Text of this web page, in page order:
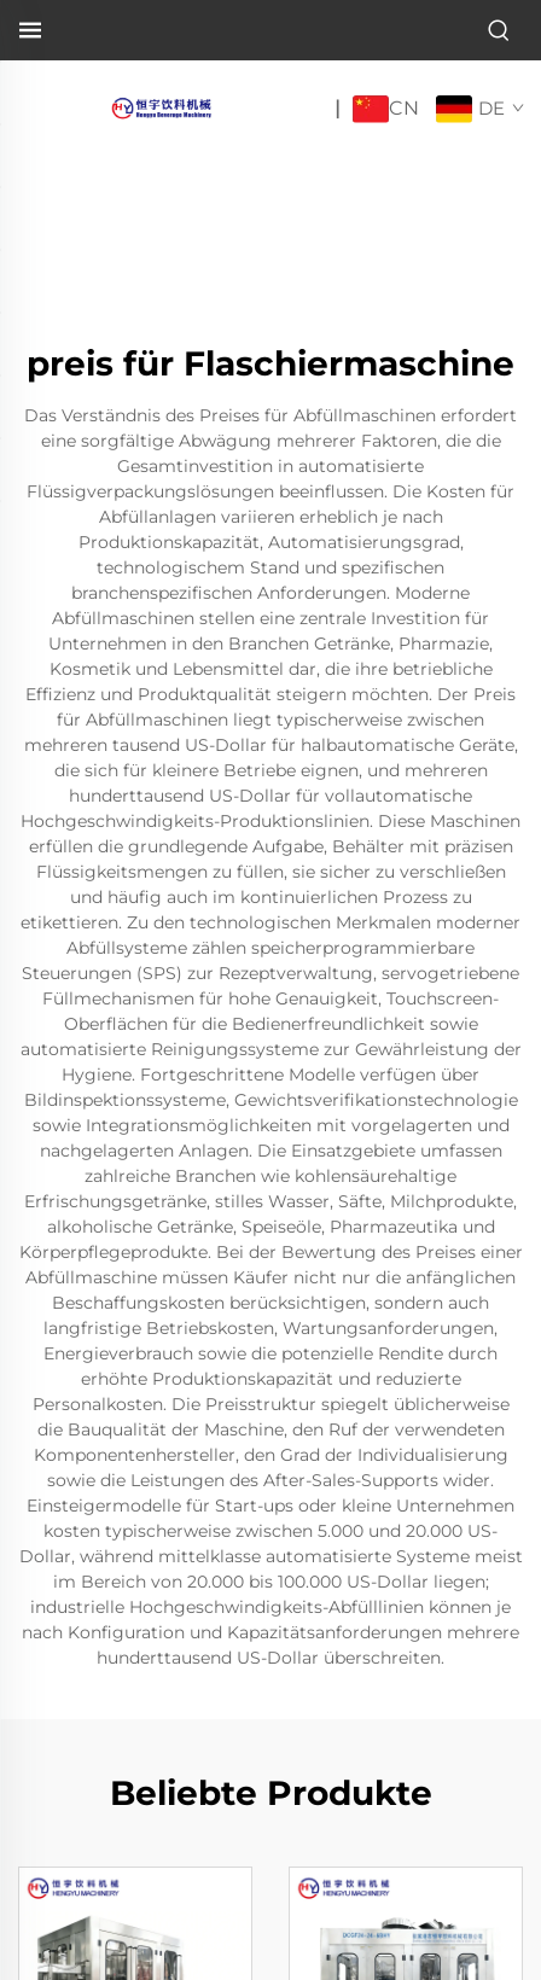
| CN DE
preis für Flaschiermaschine
Das Verständnis des Preises für Abfüllmaschinen erfordert
eine sorgfältige Abwägung mehrerer Faktoren, die die
Gesamtinvestition in automatisierte
Flüssigverpackungslösungen beeinflussen. Die Kosten für
Abfüllanlagen variieren erheblich je nach
Produktionskapazität, Automatisierungsgrad,
technologischem Stand und spezifischen
branchenspezifischen Anforderungen. Moderne
Abfüllmaschinen stellen eine zentrale Investition für
Unternehmen in den Branchen Getränke, Pharmazie,
Kosmetik und Lebensmittel dar, die ihre betriebliche
Effizienz und Produktqualität steigern möchten. Der Preis
für Abfüllmaschinen liegt typischerweise zwischen
mehreren tausend US-Dollar für halbautomatische Geräte,
die sich für kleinere Betriebe eignen, und mehreren
hunderttausend US-Dollar für vollautomatische
Hochgeschwindigkeits-Produktionslinien. Diese Maschinen
erfüllen die grundlegende Aufgabe, Behälter mit präzisen
Flüssigkeitsmengen zu füllen, sie sicher zu verschließen
und häufig auch im kontinuierlichen Prozess zu
etikettieren. Zu den technologischen Merkmalen moderner
Abfüllsysteme zählen speicherprogrammierbare
Steuerungen (SPS) zur Rezeptverwaltung, servogetriebene
Füllmechanismen für hohe Genauigkeit, Touchscreen-
Oberflächen für die Bedienerfreundlichkeit sowie
automatisierte Reinigungssysteme zur Gewährleistung der
Hygiene. Fortgeschrittene Modelle verfügen über
Bildinspektionssysteme, Gewichtsverifikationstechnologie
sowie Integrationsmöglichkeiten mit vorgelagerten und
nachgelagerten Anlagen. Die Einsatzgebiete umfassen
zahlreiche Branchen wie kohlensäurehaltige
Erfrischungsgetränke, stilles Wasser, Säfte, Milchprodukte,
alkoholische Getränke, Speiseöle, Pharmazeutika und
Körperpflegeprodukte. Bei der Bewertung des Preises einer
Abfüllmaschine müssen Käufer nicht nur die anfänglichen
Beschaffungskosten berücksichtigen, sondern auch
langfristige Betriebskosten, Wartungsanforderungen,
Energieverbrauch sowie die potenzielle Rendite durch
erhöhte Produktionskapazität und reduzierte
Personalkosten. Die Preisstruktur spiegelt üblicherweise
die Bauqualität der Maschine, den Ruf der verwendeten
Komponentenhersteller, den Grad der Individualisierung
sowie die Leistungen des After-Sales-Supports wider.
Einsteigermodelle für Start-ups oder kleine Unternehmen
kosten typischerweise zwischen 5.000 und 20.000 US-
Dollar, während mittelklasse automatisierte Systeme meist
im Bereich von 20.000 bis 100.000 US-Dollar liegen;
industrielle Hochgeschwindigkeits-Abfülllinien können je
nach Konfiguration und Kapazitätsanforderungen mehrere
hunderttausend US-Dollar überschreiten.
Beliebte Produkte